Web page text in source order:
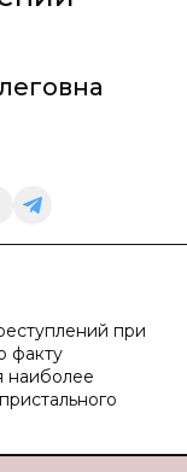
при
факту
наиболее